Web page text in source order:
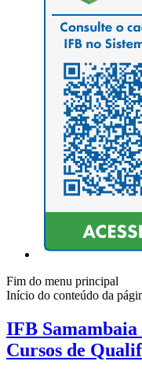
Fim do menu principal
Início do conteúdo da
IFB Samambaia
Cursos de